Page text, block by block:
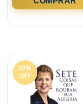
10%
OFF